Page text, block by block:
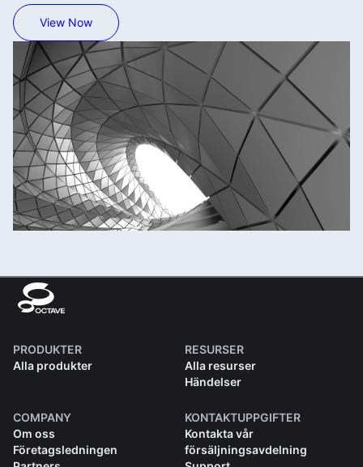
View Now
PRODUKTER
Alla produkter
RESURSER
Alla resurser
Händelser
COMPANY
Om oss
Företagsledningen
KONTAKTUPPGIFTER
Kontakta vår
försäljningsavdelning